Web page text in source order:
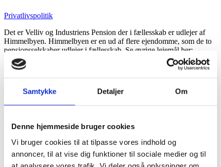
Samtykke Detaljer Om
Denne hjemmeside bruger cookies
Vi bruger cookies til at tilpasse vores indhold og
annoncer, til at vise dig funktioner til sociale medier og til
Privatlivspolitik
Det er Velliv og Industriens Pension der i fællesskab er udlejer af
Himmelbyen. Himmelbyen er en ud af flere ejendomme, som de to
pensionsselskaber udlejer i fællesskab. Se øvrige lejemål her:
Risskov Husene
Strandhaverne
Holmbladsgade 76
© Copyright – Himmelbyen